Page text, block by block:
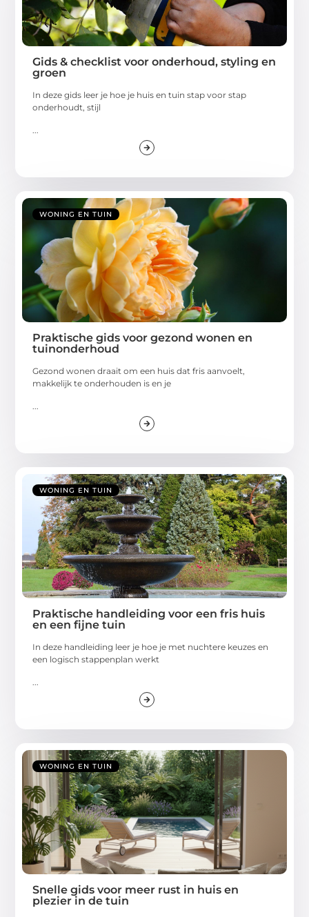
Gids & checklist voor onderhoud, styling en
groen
In deze gids leer je hoe je huis en tuin stap voor stap
onderhoudt, stijl
WONING EN TUIN
Praktische gids voor gezond wonen en
tuinonderhoud
Gezond wonen draait om een huis dat fris aanvoelt,
makkelijk te onderhouden is en je
WONING EN TUIN
Praktische handleiding voor een fris huis
en een fijne tuin
In deze handleiding leer je hoe je met nuchtere keuzes en
een logisch stappenplan werkt
WONING EN TUIN
Snelle gids voor meer rust in huis en
plezier in de tuin